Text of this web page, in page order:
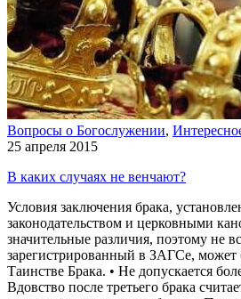
Вопросы о Богослужении,
25 апреля 2015
В каких случаях не венчают?
Условия заключения брака,
законодательством и церковными
значительные различия, поэтому не
зарегистрированный в ЗАГСе, может
Таинстве Брака. • Не допускается
Вдовство после третьего брака